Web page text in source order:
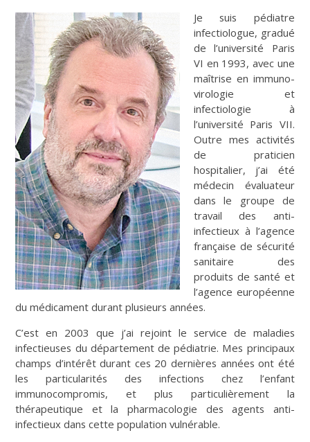
Je suis pédiatre
infectiologue, gradué
de l’université Paris
VI en 1993, avec une
maîtrise en immuno-
virologie et
infectiologie à
l’université Paris VII.
Outre mes activités
de praticien
hospitalier, j’ai été
médecin évaluateur
dans le groupe de
travail des anti-
infectieux à l’agence
française de sécurité
sanitaire des
produits de santé et
l’agence européenne
du médicament durant plusieurs années.
C’est en 2003 que j’ai rejoint le service de maladies
infectieuses du département de pédiatrie. Mes principaux
champs d’intérêt durant ces 20 dernières années ont été
les particularités des infections chez l’enfant
immunocompromis, et plus particulièrement la
thérapeutique et la pharmacologie des agents anti-
infectieux dans cette population vulnérable.